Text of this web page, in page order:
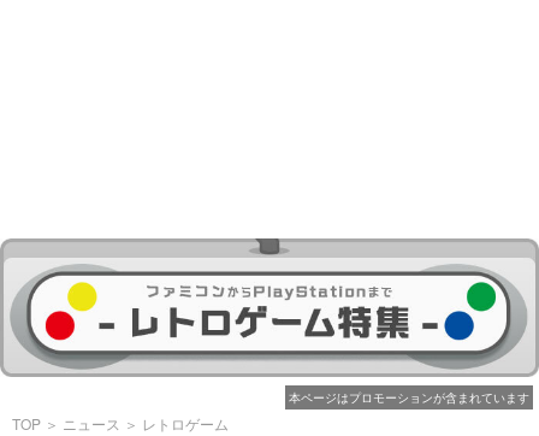
本ページはプロモーションが含まれています
TOP ＞ ニュース ＞ レトロゲーム